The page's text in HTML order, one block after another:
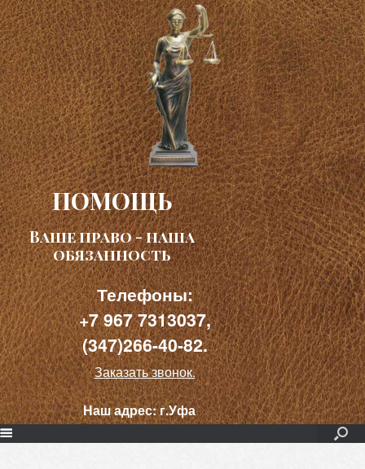
ПОМОЩЬ
Ваше право - наша
обязанность
Телефоны:
+7 967 7313037,
(347)266-40-82.
Заказать звонок.
Наш адрес:г.Уфа